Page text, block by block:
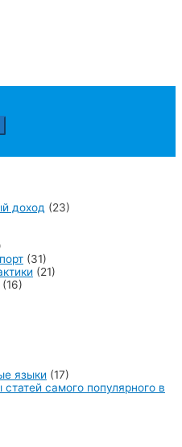
доход (23)
(31)
(21)
(16)
языки (17)
самого популярного в